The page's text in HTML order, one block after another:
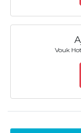
Vouk